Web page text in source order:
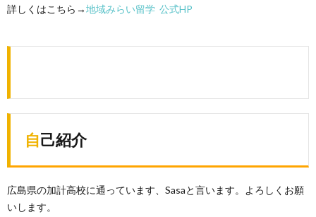
詳しくはこちら→地域みらい留学 公式HP
自己紹介
広島県の加計高校に通っています、Sasaと言います。よろしくお願
いします。